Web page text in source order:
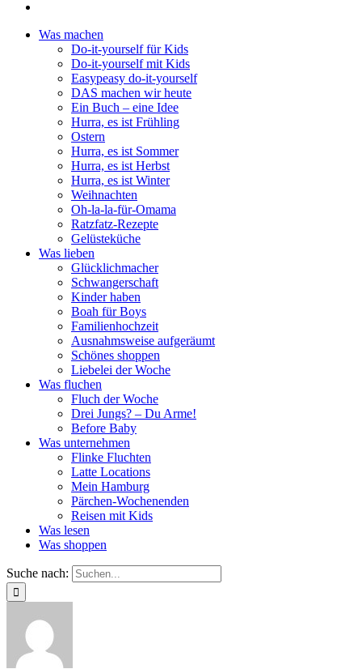
Was machen
Do-it-yourself für Kids
Do-it-yourself mit Kids
Easypeasy do-it-yourself
DAS machen wir heute
Ein Buch – eine Idee
Hurra, es ist Frühling
Ostern
Hurra, es ist Sommer
Hurra, es ist Herbst
Hurra, es ist Winter
Weihnachten
Oh-la-la-für-Omama
Ratzfatz-Rezepte
Gelüsteküche
Was lieben
Glücklichmacher
Schwangerschaft
Kinder haben
Boah für Boys
Familienhochzeit
Ausnahmsweise aufgeräumt
Schönes shoppen
Liebelei der Woche
Was fluchen
Fluch der Woche
Drei Jungs? – Du Arme!
Before Baby
Was unternehmen
Flinke Fluchten
Latte Locations
Mein Hamburg
Pärchen-Wochenenden
Reisen mit Kids
Was lesen
Was shoppen
Suche nach: